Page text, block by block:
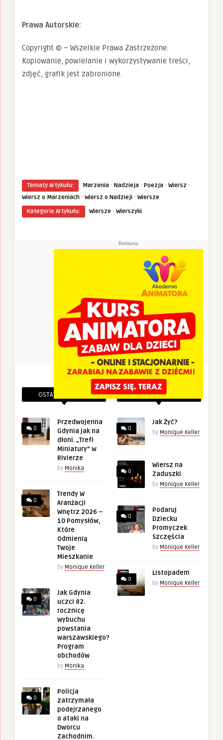
Prawa Autorskie:
Copyright © – Wszelkie Prawa Zastrzeżone.
Kopiowanie, powielanie i wykorzystywanie treści,
zdjęć, grafik jest zabronione.
Tematy Artykułu: Marzenia · Nadzieja · Poezja · Wiersz ·
Wiersz o Marzeniach · Wiersz o Nadzieji · Wiersze
Kategorie Artykułu:
Wiersze · Wierszyki
Reklama
OSTATNIE PINEZKI
0
Przedwojenna
Gdynia jak na
dłoni. „Trefl
Miniatury” w
Rivierze
by Monika
0
Trendy W
Aranżacji
Wnętrz 2026 –
10 Pomysłów,
Które
Odmienią
Twoje
Mieszkanie
by Monique Keller
0
Jak Gdynia
uczci 82.
rocznicę
wybuchu
powstania
warszawskiego?
Program
obchodów
by Monika
0
Policja
zatrzymała
podejrzanego
o ataki na
Dworcu
Zachodnim.
POWIĄZANE PINEZKI
0
Jak Żyć?
by Monique Keller
0
Wiersz na
Zaduszki
by Monique Keller
0
Podaruj
Dziecku
Promyczek
Szczęścia
by Monique Keller
0
Listopadem
by Monique Keller